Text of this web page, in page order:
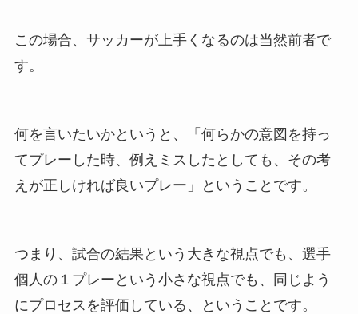
この場合、サッカーが上手くなるのは当然前者で
す。
何を言いたいかというと、「何らかの意図を持っ
てプレーした時、例えミスしたとしても、その考
えが正しければ良いプレー」ということです。
つまり、試合の結果という大きな視点でも、選手
個人の１プレーという小さな視点でも、同じよう
にプロセスを評価している、ということです。